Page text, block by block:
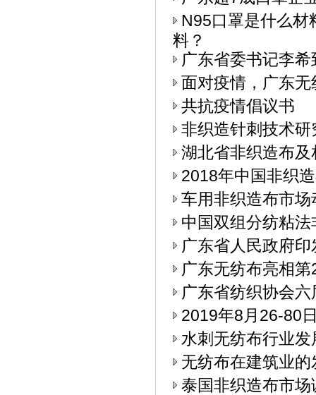
N95口罩是什么材
料？
广东省委书记李
面对疫情，广东
共抗疫情倡议书
非织造针刺技术
湖北省非织造布
2018年中国非织
车用非织造布市场
中国双组分纺粘
广东省人民政府
广东无纺布亮相
广东省纺织协会
2019年8月26-80
水刺无纺布行业
无纺布在建筑业的
泰国非织造布市场